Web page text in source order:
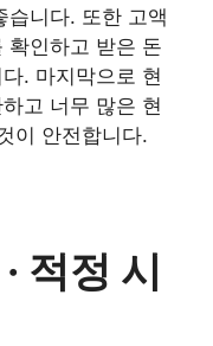
습니다. 또한 고액
확인하고 받은 돈
. 마지막으로 현
고 너무 많은 현
이 안전합니다.
적정 시